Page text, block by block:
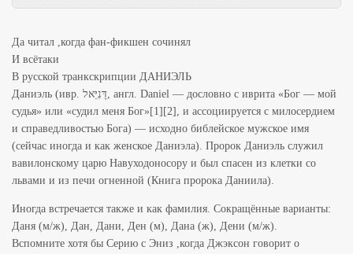
Да читал ,когда фан-фикшен сочинял
И всётаки
В русской транкскрипции ДАНИЭЛЬ
Даниэль (ивр. דָּנִיֵּאל‏‏‎, англ. Daniel — дословно с иврита «Бог — мой
судья» или «судил меня Бог»[1][2], и ассоциируется с милосердием
и справедливостью Бога) — исходно библейское мужское имя
(сейчас иногда и как женское Даниэла). Пророк Даниэль служил
вавилонскому царю Навуходоносору и был спасен из клетки со
львами и из печи огненной (Книга пророка Даниила).
Иногда встречается также и как фамилия. Сокращённые варианты:
Даня (м/ж), Дан, Дани, Ден (м), Дана (ж), Дени (м/ж).
Вспомните хотя бы Серию с Эниз ,когда Джэксон говорит о